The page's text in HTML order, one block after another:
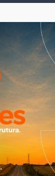
fevereiro de
um jornal
narraram os
de Canarana
busca
logo, com o
o símbolo do
de
Em 06 de
do jornal,
online.